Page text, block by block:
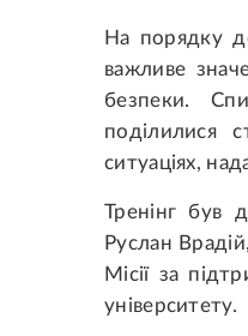
На порядку
важливе
безпеки.
поділилися
ситуаціях,
Тренінг був
Руслан
Місії за
університету.